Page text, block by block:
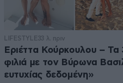
LIFESTYLE33 λ. πριν
Εριέττα Κούρκουλου – Τα
φιλιά με τον Βύρωνα
ευτυχίας δεδομένη»